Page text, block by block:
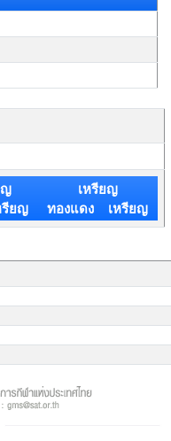
ญ
ยญ
เหรียญ
ทองแดง เหรียญ